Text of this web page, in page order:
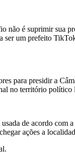
é suprimir sua
ser um prefeito
para presidir a
no território político
de acordo
ações a